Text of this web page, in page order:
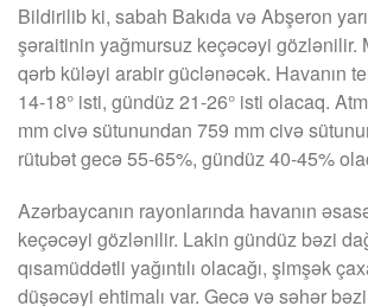
Bildirilib ki, sabah Bakıda və Abşeron
şəraitinin yağmursuz keçəcəyi gözlənilir.
qərb küləyi arabir güclənəcək. Havanın
14-18° isti, gündüz 21-26° isti olacaq.
mm civə sütunundan 759 mm civə
rütubət gecə 55-65%, gündüz 40-45%
Azərbaycanın rayonlarında havanın
keçəcəyi gözlənilir. Lakin gündüz bəzi
qısamüddətli yağıntılı olacağı, şimşək
düşəcəyi ehtimalı var. Gecə və səhər